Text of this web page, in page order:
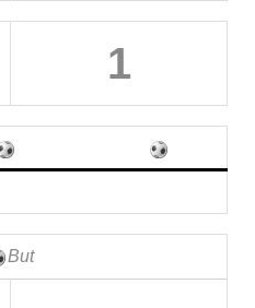
1
But